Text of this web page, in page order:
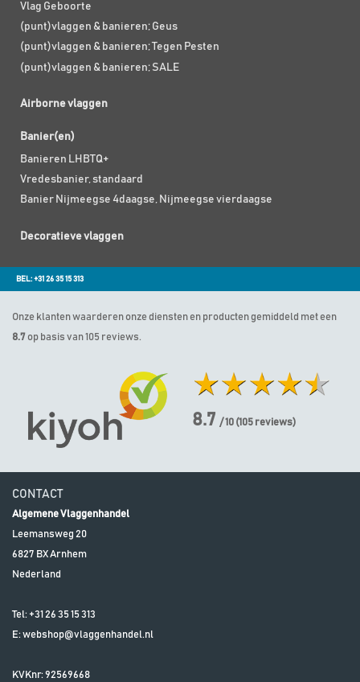
Vlag Geboorte
(punt)vlaggen & banieren; Geus
(punt)vlaggen & banieren; Tegen Pesten
(punt)vlaggen & banieren; SALE
Airborne vlaggen
Banier(en)
Banieren LHBTQ+
Vredesbanier, standaard
Banier Nijmeegse 4daagse, Nijmeegse vierdaagse
Decoratieve vlaggen
BEL: +31 26 35 15 313
Onze klanten waarderen onze diensten en producten gemiddeld met een
8.7 op basis van 105 reviews.
8.7 / 10 (105 reviews)
CONTACT
Algemene Vlaggenhandel
Leemansweg 20
6827 BXArnhem
Nederland
Tel: +31 26 35 15 313
E:webshop@vlaggenhandel.nl
KVKnr: 92569668